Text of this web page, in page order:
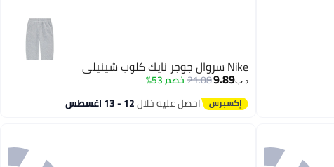
Nike سروال جوجر نايك كلوب شينيلي
د.ب‏9.89
21.08 خصم 53%
احصل عليه خلال12 - 13 اغسطس